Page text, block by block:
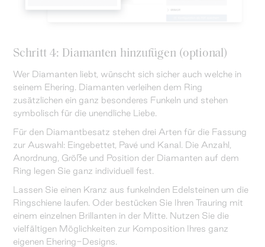
Schritt 4: Diamanten hinzufügen (optional)
Wer Diamanten liebt, wünscht sich sicher auch welche in
seinem Ehering. Diamanten verleihen dem Ring
zusätzlichen ein ganz besonderes Funkeln und stehen
symbolisch für die unendliche Liebe.
Für den Diamantbesatz stehen drei Arten für die Fassung
zur Auswahl: Eingebettet, Pavé und Kanal. Die Anzahl,
Anordnung, Größe und Position der Diamanten auf dem
Ring legen Sie ganz individuell fest.
Lassen Sie einen Kranz aus funkelnden Edelsteinen um die
Ringschiene laufen. Oder bestücken Sie Ihren Trauring mit
einem einzelnen Brillanten in der Mitte. Nutzen Sie die
vielfältigen Möglichkeiten zur Komposition Ihres ganz
eigenen Ehering-Designs.